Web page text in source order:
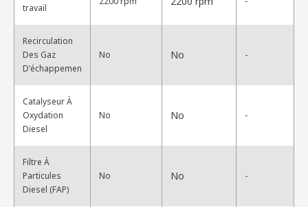
travail
Recirculation
Des Gaz
D'échappemen
No No -
Catalyseur À
Oxydation
Diesel
No No -
Filtre À
Particules
Diesel (FAP)
No No -